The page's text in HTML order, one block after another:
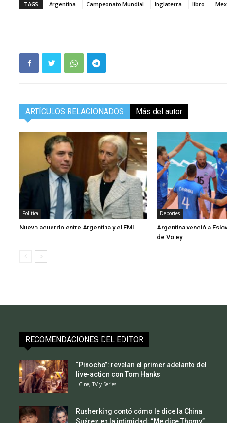
TAGS Argentina Campeonato Mundial Inglaterra libro
ARTÍCULOS RELACIONADOS Más del autor
Politica
Nuevo acuerdo entre Argentina y el FMI
Deportes
Argentina venció a
de Voley
RECOMENDACIONES DEL EDITOR
“Pinocho”: revelan el primer adelanto del
live-action con Tom Hanks
Cine, TV y Series
Rusherking contó cómo le dice la China
Suárez en la intimidad: “Me dice Thomy”